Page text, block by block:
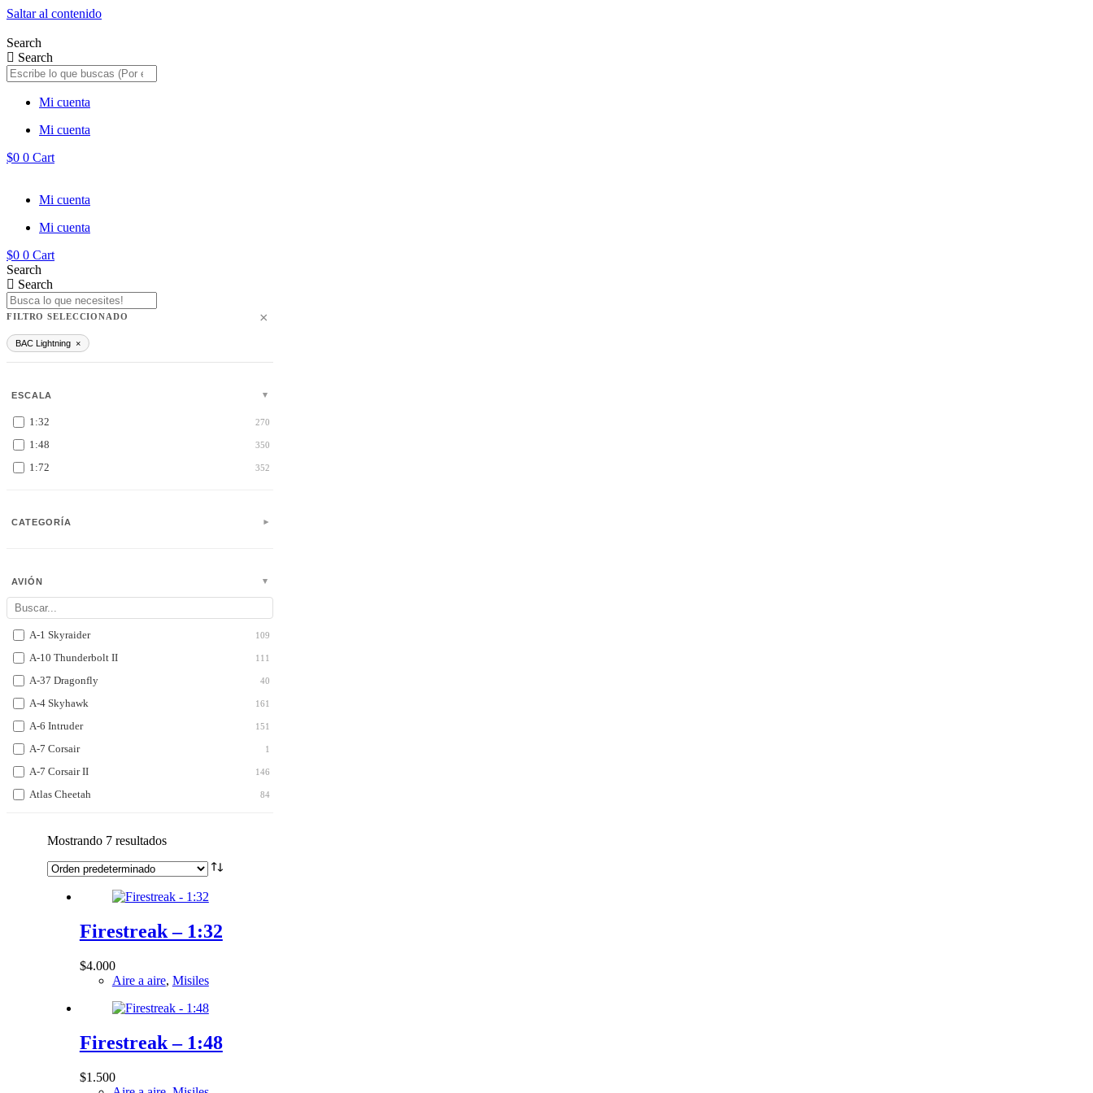
Saltar al contenido
Search
Search
Mi cuenta
Mi cuenta
$0 0 Cart
Mi cuenta
Mi cuenta
$0 0 Cart
Search
Search
FILTRO SELECCIONADO ×
BAC Lightning ×
ESCALA
1:32 270
1:48 350
1:72 352
CATEGORÍA
AVIÓN
A-1 Skyraider 109
A-10 Thunderbolt II 111
A-37 Dragonfly 40
A-4 Skyhawk 161
A-6 Intruder 151
A-7 Corsair 1
A-7 Corsair II 146
Atlas Cheetah 84
BAe Harrier
Blackburn Buccaneer
Eurofighter Typhoon
F-102 Delta Dagger
F-105 Thunderchief
Mostrando 7 resultados
Firestreak – 1:32
$4.000
Aire a aire, Misiles
Firestreak – 1:48
$1.500